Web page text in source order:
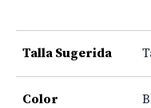
Talla Sugerida
Color